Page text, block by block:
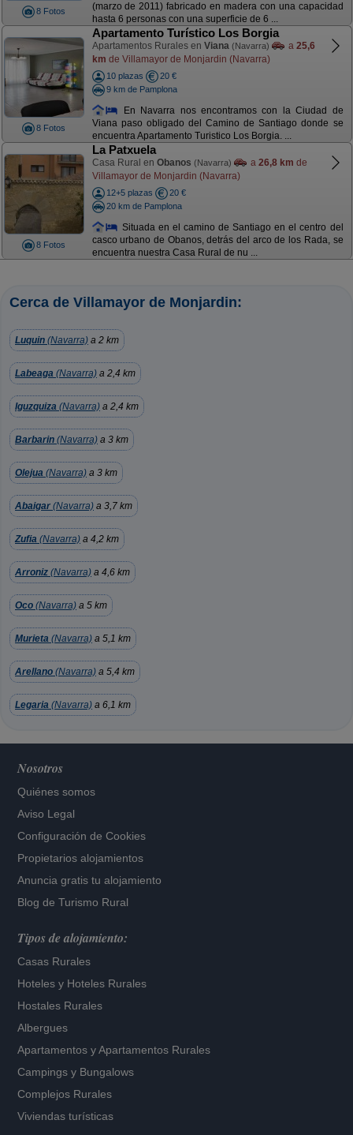
8 Fotos
(marzo de 2011) fabricado en madera con una capacidad
hasta 6 personas con una superficie de 6 ...
8 Fotos
Apartamento Turístico Los Borgia
Apartamentos Rurales en Viana (Navarra) a 25,6
km de Villamayor de Monjardin (Navarra)
10 plazas
20 €
9 km de Pamplona
En Navarra nos encontramos con la Ciudad de
Viana paso obligado del Camino de Santiago donde se
encuentra Apartamento Turistico Los Borgia. ...
8 Fotos
La Patxuela
Casa Rural en Obanos (Navarra) a 26,8 km de
Villamayor de Monjardin (Navarra)
12+5 plazas
20 €
20 km de Pamplona
Situada en el camino de Santiago en el centro del
casco urbano de Obanos, detrás del arco de los Rada, se
encuentra nuestra Casa Rural de nu ...
Cerca de Villamayor de Monjardin:
Luquin (Navarra) a 2 km
Labeaga (Navarra) a 2,4 km
Iguzquiza (Navarra) a 2,4 km
Barbarin (Navarra) a 3 km
Olejua (Navarra) a 3 km
Abaigar (Navarra) a 3,7 km
Zufia (Navarra) a 4,2 km
Arroniz (Navarra) a 4,6 km
Oco (Navarra) a 5 km
Murieta (Navarra) a 5,1 km
Arellano (Navarra) a 5,4 km
Legaria (Navarra) a 6,1 km
Nosotros
Quiénes somos
Aviso Legal
Configuración de Cookies
Propietarios alojamientos
Anuncia gratis tu alojamiento
Blog de Turismo Rural
Tipos de alojamiento:
Casas Rurales
Hoteles y Hoteles Rurales
Hostales Rurales
Albergues
Apartamentos yApartamentos Rurales
Campings y Bungalows
Complejos Rurales
Viviendas turísticas